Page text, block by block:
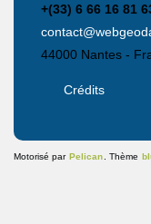
+(33) 6 66 16 81
44000 Nantes -
Crédits
Motorisé par Pelican . Thème